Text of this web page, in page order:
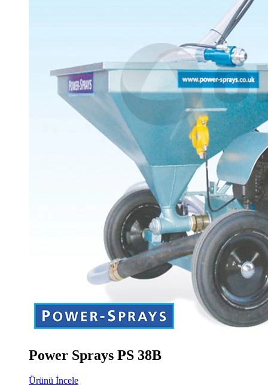
Power Sprays PS 38B
Ürünü İncele